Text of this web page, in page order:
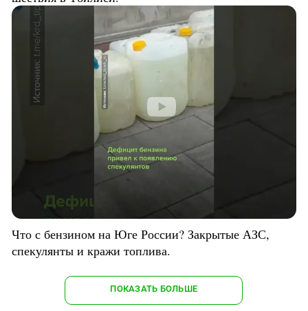
Что с бензином на Юге России? Закрытые АЗС,
спекулянты и кражи топлива.
ПОКАЗАТЬ БОЛЬШЕ